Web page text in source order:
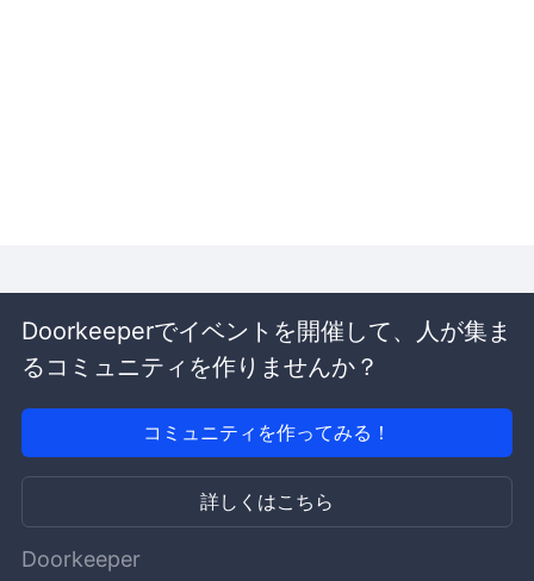
Doorkeeperでイベントを開催して、人が集ま
るコミュニティを作りませんか？
コミュニティを作ってみる！
詳しくはこちら
Doorkeeper